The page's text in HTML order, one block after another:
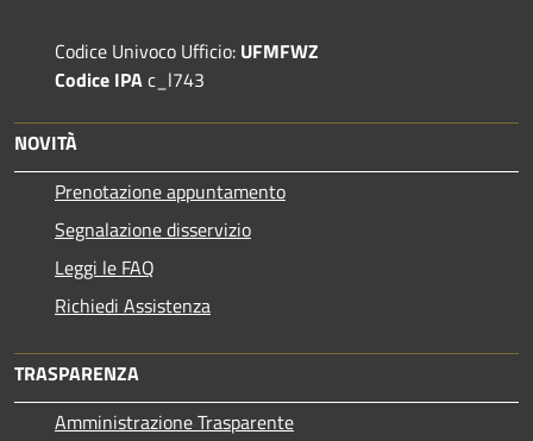
Codice Univoco Ufficio: UFMFWZ
Codice IPAc_l743
NOVITÀ
Prenotazione appuntamento
Segnalazione disservizio
Leggi le FAQ
Richiedi Assistenza
TRASPARENZA
Amministrazione Trasparente